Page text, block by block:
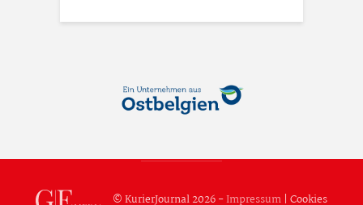
© KurierJournal 2026 -Impressum| Cookies